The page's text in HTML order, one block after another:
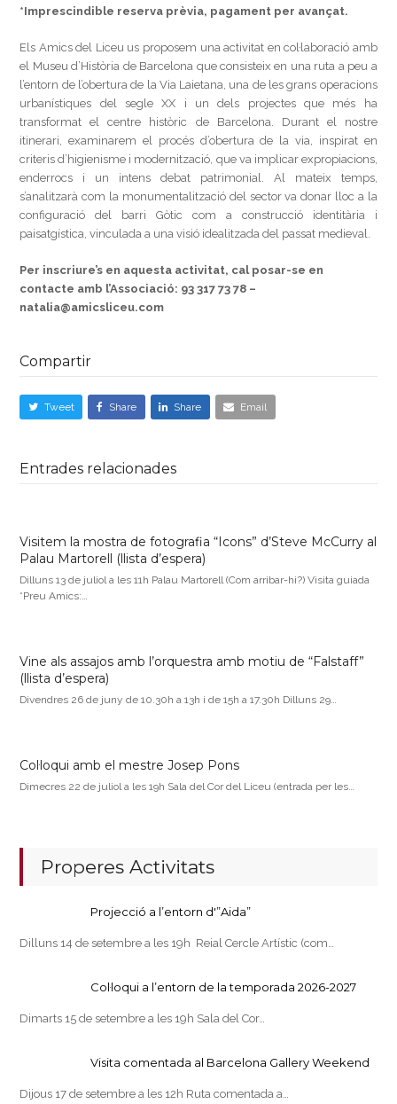
*Imprescindible reserva prèvia, pagament per avançat.
Els Amics del Liceu us proposem una activitat en col·laboració amb
el Museu d’Història de Barcelona que consisteix en una ruta a peu a
l’entorn de l’obertura de la Via Laietana, una de les grans operacions
urbanístiques del segle XX i un dels projectes que més ha
transformat el centre històric de Barcelona. Durant el nostre
itinerari, examinarem el procés d’obertura de la via, inspirat en
criteris d’higienisme i modernització, que va implicar expropiacions,
enderrocs i un intens debat patrimonial. Al mateix temps,
s’analitzarà com la monumentalització del sector va donar lloc a la
configuració del barri Gòtic com a construcció identitària i
paisatgística, vinculada a una visió idealitzada del passat medieval.
Per inscriure’s en aquesta activitat, cal posar-se en
contacte amb l’Associació: 93 317 73 78 –
natalia@amicsliceu.com
Compartir
Tweet Share Share Email
Entrades relacionades
Visitem la mostra de fotografia “Icons” d’Steve McCurry al
Palau Martorell (llista d’espera)
Dilluns 13 de juliol a les 11h Palau Martorell (Com arribar-hi?) Visita guiada
*Preu Amics:…
Vine als assajos amb l’orquestra amb motiu de “Falstaff”
(llista d’espera)
Divendres 26 de juny de 10.30h a 13h i de 15h a 17.30h Dilluns 29…
Col·loqui amb el mestre Josep Pons
Dimecres 22 de juliol a les 19h Sala del Cor del Liceu (entrada per les…
Properes Activitats
Projecció a l’entorn d'”Aida”
Dilluns 14 de setembre a les 19h Reial Cercle Artístic (com…
Col·loqui a l’entorn de la temporada 2026-2027
Dimarts 15 de setembre a les 19h Sala del Cor…
Visita comentada al Barcelona Gallery Weekend
Dijous 17 de setembre a les 12h Ruta comentada a…